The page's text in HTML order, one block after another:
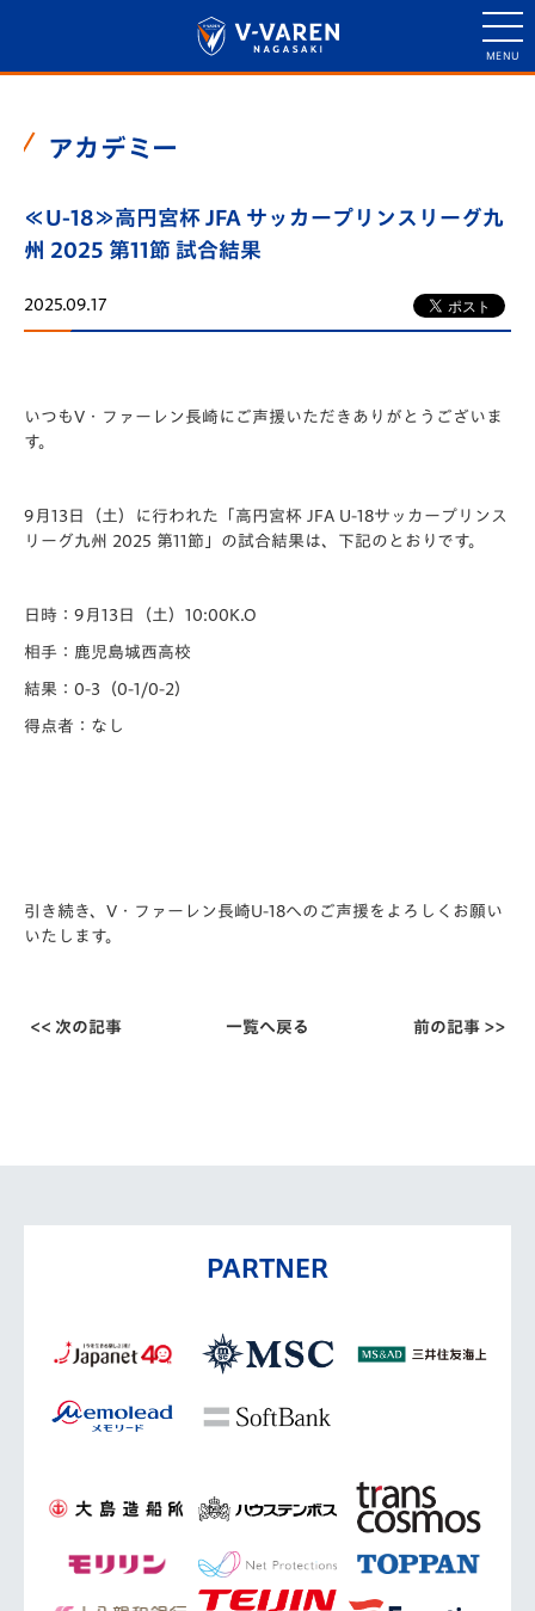
アカデミー
≪U-18≫高円宮杯 JFA サッカープリンスリーグ九
州 2025 第11節 試合結果
2025.09.17
いつもV・ファーレン長崎にご声援いただきありがとうございま
す。
9月13日（土）に行われた「️高円宮杯 JFA U-18サッカープリンス
リーグ九州 2025 第11節」の試合結果は、下記のとおりです。
日時：9月13日（土）10:00K.O
相手：鹿児島城西高校
結果：0-3（0-1/0-2）
得点者：なし
引き続き、V・ファーレン長崎U-18へのご声援をよろしくお願い
いたします。
<< 次の記事 一覧へ戻る 前の記事 >>
PARTNER